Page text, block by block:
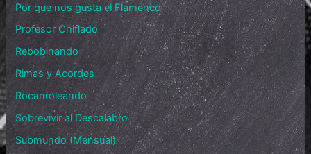
Por que nos gusta el Flamenco
Profesor Chiflado
Rebobinando
Rimas y Acordes
Rocanroleando
Sobrevivir al Descalabro
Submundo (Mensual)